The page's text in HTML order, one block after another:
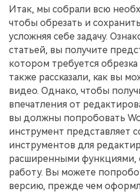
Итак, мы собрали всю
чтобы обрезать и
усложняя себе задачу.
статьей, вы получите
котором требуется
также рассказали, как вы
видео. Однако, чтобы
впечатления от
вы должны попробовать
инструмент представляет
инструментов для
расширенными функциями,
работу. Вы можете
версию, прежде чем